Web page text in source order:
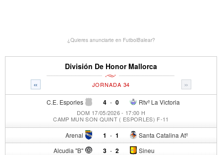
¿Quieres anunciarte en FutbolBalear?
División De Honor Mallorca
« »
JORNADA 34
C.E. Esporles 4 - Rtvº La Victoria
0
DOM 17/05/2026 - 17:00 H
CAMP MUN SON QUINT ( ESPORLES) F-11
Arenal 1 - Santa Catalina Atº
1
Alcudia "B" 3 - Sineu
2